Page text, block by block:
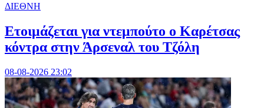
ΔΙΕΘΝΗ
Ετοιμάζεται για ντεμπούτο ο Καρέτσας
κόντρα στην Άρσεναλ του Τζόλη
08-08-2026 23:02